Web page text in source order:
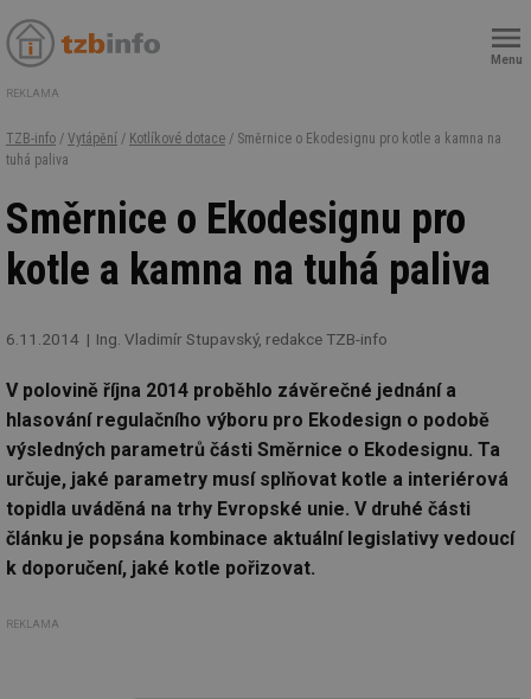
Menu
REKLAMA
TZB-info / Vytápění / Kotlíkové dotace / Směrnice o Ekodesignu pro kotle a kamna na
tuhá paliva
Směrnice o Ekodesignu pro
kotle a kamna na tuhá paliva
6.11.2014 Ing. Vladimír Stupavský, redakce TZB-info
V polovině října 2014 proběhlo závěrečné jednání a
hlasování regulačního výboru pro Ekodesign o podobě
výsledných parametrů části Směrnice o Ekodesignu. Ta
určuje, jaké parametry musí splňovat kotle a interiérová
topidla uváděná na trhy Evropské unie. V druhé části
článku je popsána kombinace aktuální legislativy vedoucí
k doporučení, jaké kotle pořizovat.
REKLAMA